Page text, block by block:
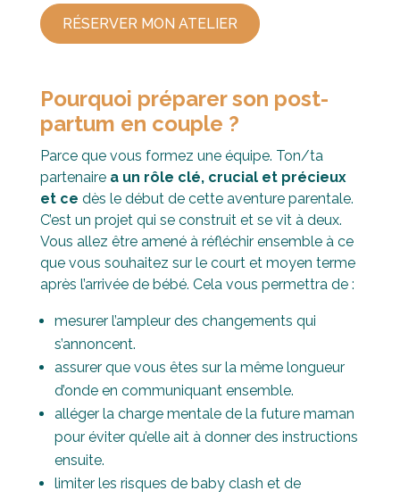
RÉSERVER MON ATELIER
Pourquoi préparer son post-
partum en couple ?
Parce que vous formez une équipe. Ton/ta
partenairea un rôle clé, crucial et précieux
et ce dès le début de cette aventure parentale.
C’est un projet qui se construit et se vit à deux.
Vous allez être amené à réfléchir ensemble à ce
que vous souhaitez sur le court et moyen terme
après l’arrivée de bébé. Cela vous permettra de :
mesurer l’ampleur des changements qui
s’annoncent.
assurer que vous êtes sur la même longueur
d’onde en communiquant ensemble.
alléger la charge mentale de la future maman
pour éviter qu’elle ait à donner des instructions
ensuite.
limiter les risques de baby clash et de